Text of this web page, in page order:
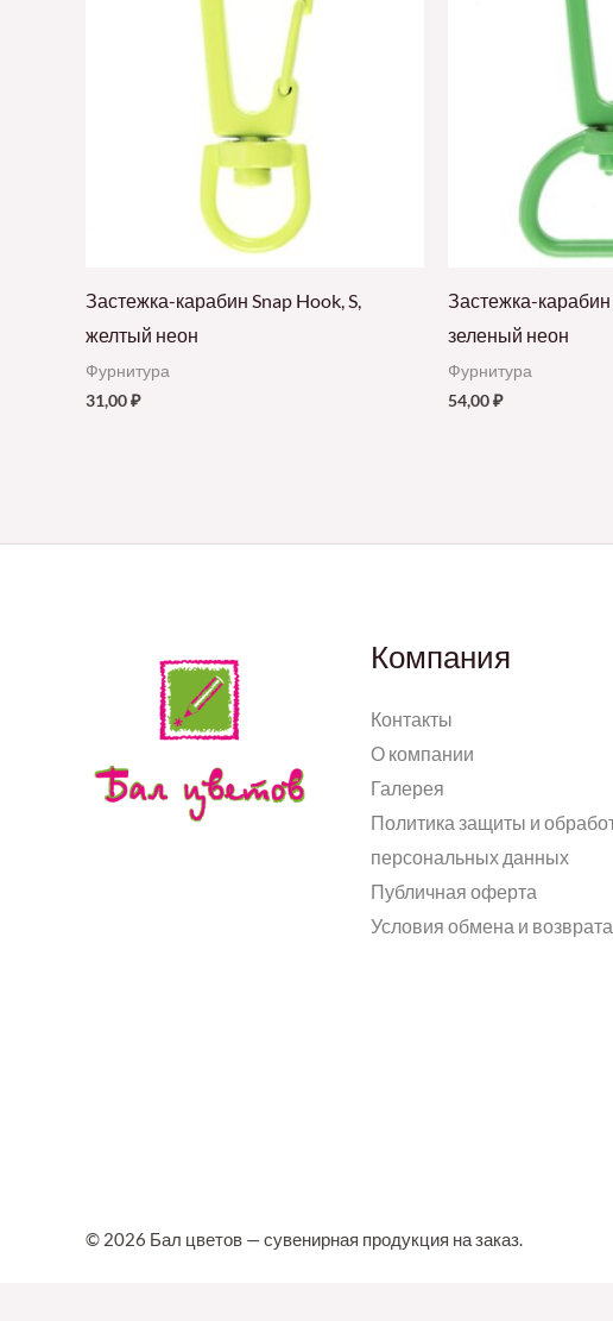
Застежка-карабин Snap Hook, S,
желтый неон
Фурнитура
31,00₽
Застежка-карабин
зеленый неон
Фурнитура
54,00₽
Компания
Контакты
О компании
Галерея
Политика защиты и
персональных данных
Публичная оферта
Условия обмена и возврата
© 2026 Бал цветов — сувенирная продукция на заказ.